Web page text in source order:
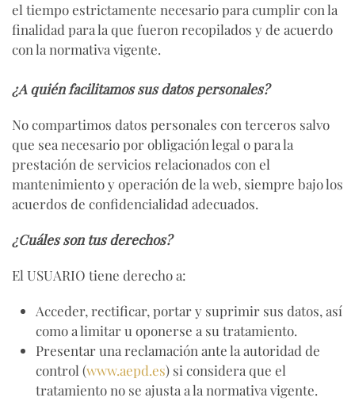
el tiempo estrictamente necesario para cumplir con la
finalidad para la que fueron recopilados y de acuerdo
con la normativa vigente.
¿A quién facilitamos sus datos personales?
No compartimos datos personales con terceros salvo
que sea necesario por obligación legal o para la
prestación de servicios relacionados con el
mantenimiento y operación de la web, siempre bajo los
acuerdos de confidencialidad adecuados.
¿Cuáles son tus derechos?
El USUARIO tiene derecho a:
Acceder, rectificar, portar y suprimir sus datos, así
como a limitar u oponerse a su tratamiento.
Presentar una reclamación ante la autoridad de
control (www.aepd.es) si considera que el
tratamiento no se ajusta a la normativa vigente.